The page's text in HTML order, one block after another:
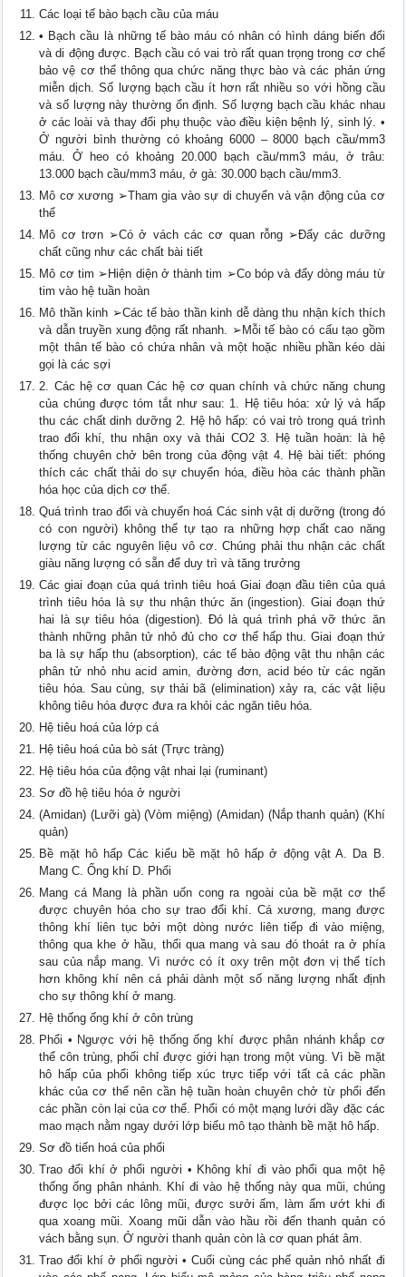
Các loại tế bào bạch cầu của máu
• Bạch cầu là những tế bào máu có nhân có hình dáng biến đổi
và di động được. Bạch cầu có vai trò rất quan trọng trong cơ chế
bảo vệ cơ thể thông qua chức năng thực bào và các phản ứng
miễn dịch. Số lượng bạch cầu ít hơn rất nhiều so với hồng cầu
và số lượng này thường ổn định. Số lượng bạch cầu khác nhau
ở các loài và thay đổi phụ thuộc vào điều kiện bệnh lý, sinh lý. •
Ở người bình thường có khoảng 6000 – 8000 bạch cầu/mm3
máu. Ở heo có khoảng 20.000 bạch cầu/mm3 máu, ở trâu:
13.000 bạch cầu/mm3 máu, ở gà: 30.000 bạch cầu/mm3.
Mô cơ xương ➢Tham gia vào sự di chuyển và vận động của cơ
thể
Mô cơ trơn ➢Có ở vách các cơ quan rỗng ➢Đẩy các dưỡng
chất cũng như các chất bài tiết
Mô cơ tim ➢Hiện diện ở thành tim ➢Co bóp và đẩy dòng máu từ
tim vào hệ tuần hoàn
Mô thần kinh ➢Các tế bào thần kinh dễ dàng thu nhận kích thích
và dẫn truyền xung động rất nhanh. ➢Mỗi tế bào có cấu tạo gồm
một thân tế bào có chứa nhân và một hoặc nhiều phần kéo dài
gọi là các sợi
2. Các hệ cơ quan Các hệ cơ quan chính và chức năng chung
của chúng được tóm tắt như sau: 1. Hệ tiêu hóa: xử lý và hấp
thu các chất dinh dưỡng 2. Hệ hô hấp: có vai trò trong quá trình
trao đổi khí, thu nhận oxy và thải CO2 3. Hệ tuần hoàn: là hệ
thống chuyên chở bên trong của động vật 4. Hệ bài tiết: phóng
thích các chất thải do sự chuyển hóa, điều hòa các thành phần
hóa học của dịch cơ thể.
Quá trình trao đổi và chuyển hoá Các sinh vật dị dưỡng (trong đó
có con người) không thể tự tạo ra những hợp chất cao năng
lượng từ các nguyên liệu vô cơ. Chúng phải thu nhận các chất
giàu năng lượng có sẵn để duy trì và tăng trưởng
Các giai đoạn của quá trình tiêu hoá Giai đoạn đầu tiên của quá
trình tiêu hóa là sự thu nhận thức ăn (ingestion). Giai đoạn thứ
hai là sự tiêu hóa (digestion). Ðó là quá trình phá vỡ thức ăn
thành những phân tử nhỏ đủ cho cơ thể hấp thu. Giai đoạn thứ
ba là sự hấp thu (absorption), các tế bào động vật thu nhận các
phân tử nhỏ nhu acid amin, đường đơn, acid béo từ các ngăn
tiêu hóa. Sau cùng, sự thải bã (elimination) xảy ra, các vật liệu
không tiêu hóa được đưa ra khỏi các ngăn tiêu hóa.
Hệ tiêu hoá của lớp cá
Hệ tiêu hoá của bò sát (Trực tràng)
Hệ tiêu hóa của động vật nhai lại (ruminant)
Sơ đồ hệ tiêu hóa ở người
(Amidan) (Lưỡi gà) (Vòm miệng) (Amidan) (Nắp thanh quản) (Khí
quản)
Bề mặt hô hấp Các kiểu bề mặt hô hấp ở động vật A. Da B.
Mang C. Ống khí D. Phổi
Mang cá Mang là phần uốn cong ra ngoài của bề mặt cơ thể
được chuyên hóa cho sự trao đổi khí. Cá xương, mang được
thông khí liên tục bởi một dòng nước liên tiếp đi vào miệng,
thông qua khe ở hầu, thổi qua mang và sau đó thoát ra ở phía
sau của nắp mang. Vì nước có ít oxy trên một đơn vị thể tích
hơn không khí nên cá phải dành một số năng lượng nhất định
cho sự thông khí ở mang.
Hệ thống ống khí ở côn trùng
Phổi • Ngược với hệ thống ống khí được phân nhánh khắp cơ
thể côn trùng, phổi chỉ được giới hạn trong một vùng. Vì bề mặt
hô hấp của phổi không tiếp xúc trực tiếp với tất cả các phần
khác của cơ thể nên cần hệ tuần hoàn chuyên chở từ phổi đến
các phần còn lại của cơ thể. Phổi có một mạng lưới dầy đặc các
mao mạch nằm ngay dưới lớp biểu mô tạo thành bề mặt hô hấp.
Sơ đồ tiến hoá của phổi
Trao đổi khí ở phổi người • Không khí đi vào phổi qua một hệ
thống ống phân nhánh. Khí đi vào hệ thống này qua mũi, chúng
được lọc bởi các lông mũi, được sưởi ấm, làm ẩm ướt khi đi
qua xoang mũi. Xoang mũi dẫn vào hầu rồi đến thanh quản có
vách bằng sụn. Ở người thanh quản còn là cơ quan phát âm.
Trao đổi khí ở phổi người • Cuối cùng các phế quản nhỏ nhất đi